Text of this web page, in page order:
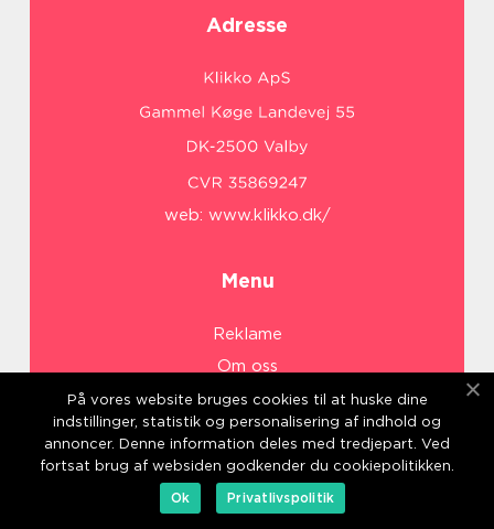
Adresse
web: www.klikko.dk/
Menu
Reklame
Om oss
Cookies
Kontakt Oss
Sitemap
På vores website bruges cookies til at huske dine
indstillinger, statistik og personalisering af indhold og
annoncer. Denne information deles med tredjepart. Ved
fortsat brug af websiden godkender du cookiepolitikken.
Ok
Privatlivspolitik